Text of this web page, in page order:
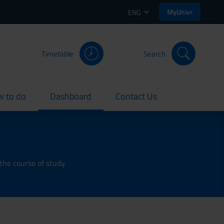
ENG MyUnivr
Timetable Search
to do Dashboard
current Contact Us
current
course of study.